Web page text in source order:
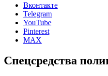
Вконтакте
Telegram
YouTube
Pinterest
MAX
Спецсредства